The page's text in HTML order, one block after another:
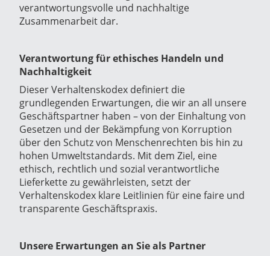
verantwortungsvolle und nachhaltige
Zusammenarbeit dar.
Verantwortung für ethisches Handeln und
Nachhaltigkeit
Dieser Verhaltenskodex definiert die
grundlegenden Erwartungen, die wir an all unsere
Geschäftspartner haben – von der Einhaltung von
Gesetzen und der Bekämpfung von Korruption
über den Schutz von Menschenrechten bis hin zu
hohen Umweltstandards. Mit dem Ziel, eine
ethisch, rechtlich und sozial verantwortliche
Lieferkette zu gewährleisten, setzt der
Verhaltenskodex klare Leitlinien für eine faire und
transparente Geschäftspraxis.
Unsere Erwartungen an Sie als Partner